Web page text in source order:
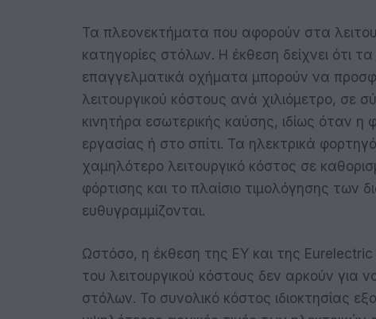
Τα πλεονεκτήματα που αφορούν στα
κατηγορίες στόλων. Η έκθεση δείχνει ότι
επαγγελματικά οχήματα μπορούν να
λειτουργικού κόστους ανά χιλιόμετρο, σε
κινητήρα εσωτερικής καύσης, ιδίως όταν η
εργασίας ή στο σπίτι. Τα ηλεκτρικά
χαμηλότερο λειτουργικό κόστος σε
φόρτισης και το πλαίσιο τιμολόγησης των
ευθυγραμμίζονται.
Ωστόσο, η έκθεση της EY και της
του λειτουργικού κόστους δεν αρκούν
στόλων. Το συνολικό κόστος ιδιοκτησίας